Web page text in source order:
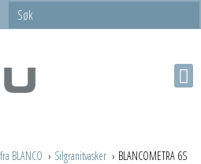
BLANCO Silgranitvasker BLANCOMETRA 6S